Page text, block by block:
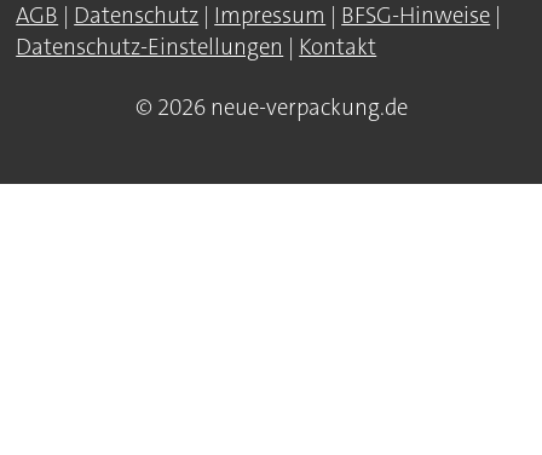
AGB Datenschutz Impressum BFSG-Hinweise
Datenschutz-Einstellungen
Kontakt
© 2026 neue-verpackung.de